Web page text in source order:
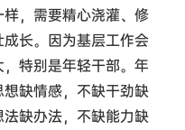
，需要精心浇灌、修
长。因为基层工作会
特别是年轻干部。年
缺情感，不缺干劲缺
缺办法，不缺能力缺